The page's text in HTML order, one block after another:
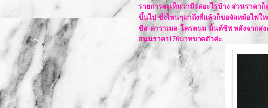
ร้านอร่อยรสแซ่บใน
สวนจตุจักร....ที่ครัวดินเผา
กุ้งเน้นๆ อิ่มแน่นๆ ที่ AKA Buffet
อร่อยบิ๊กไซส์..กับบะหมี่จอมพลัง
ได้เวลาเกาหลี...ที่กิมจิ ไทม์
ไอติมหม้อไฟ.....เป็นยังไง ต้องมา
ดู*-*
Fuku Matcha คาเฟ่ของคนเลิฟๆ
ชาเขียว
ร้านอาหารเวียดนามสุด
รายการจะเห็นว่ามีรสอะไรบ้าง ส่วนราคา
ขึ้นไป ซึ่งไหนๆมาถึงที่แล้วก็ขอจัดหม้อไฟใ
ชีส-คาราเมล-โครตนม-มิ้นต์ชิพ หลังจากส่ง
สนนราคา176บาทขาดตัวค่ะ